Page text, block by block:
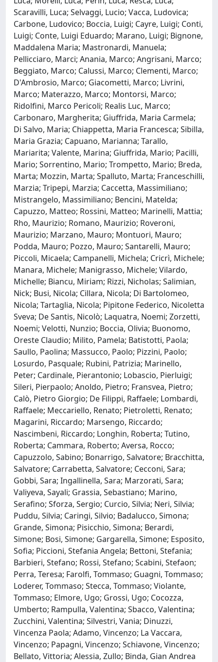
Scaravilli, Luca; Selvaggi, Lucio; Vacca, Ludovica;
Carbone, Ludovico; Boccia, Luigi; Cayre, Luigi; Conti,
Luigi; Conte, Luigi Eduardo; Marano, Luigi; Bignone,
Maddalena Maria; Mastronardi, Manuela;
Pellicciaro, Marci; Anania, Marco; Angrisani, Marco;
Beggiato, Marco; Calussi, Marco; Clementi, Marco;
D'Ambrosio, Marco; Giacometti, Marco; Livrini,
Marco; Materazzo, Marco; Montorsi, Marco;
Ridolfini, Marco Pericoli; Realis Luc, Marco;
Carbonaro, Margherita; Giuffrida, Maria Carmela;
Di Salvo, Maria; Chiappetta, Maria Francesca; Sibilla,
Maria Grazia; Capuano, Marianna; Tarallo,
Mariarita; Valente, Marina; Giuffrida, Mario; Pacilli,
Mario; Sorrentino, Mario; Trompetto, Mario; Breda,
Marta; Mozzin, Marta; Spalluto, Marta; Franceschilli,
Marzia; Tripepi, Marzia; Caccetta, Massimiliano;
Mistrangelo, Massimiliano; Bencini, Matelda;
Capuzzo, Matteo; Rossini, Matteo; Marinelli, Mattia;
Rho, Maurizio; Romano, Maurizio; Roveroni,
Maurizio; Marzano, Mauro; Montuori, Mauro;
Podda, Mauro; Pozzo, Mauro; Santarelli, Mauro;
Piccoli, Micaela; Campanelli, Michela; Cricrì, Michele;
Manara, Michele; Manigrasso, Michele; Vilardo,
Michelle; Biancu, Miriam; Rizzi, Nicholas; Salimian,
Nick; Busi, Nicola; Cillara, Nicola; Di Bartolomeo,
Nicola; Tartaglia, Nicola; Pipitone Federico, Nicoletta
Sveva; De Santis, Nicolò; Laquatra, Noemi; Zorzetti,
Noemi; Velotti, Nunzio; Boccia, Olivia; Buonomo,
Oreste Claudio; Milito, Pamela; Batistotti, Paola;
Saullo, Paolina; Massucco, Paolo; Pizzini, Paolo;
Losurdo, Pasquale; Rubini, Patrizia; Marinello,
Peter; Cardinale, Pierantonio; Lobascio, Pierluigi;
Sileri, Pierpaolo; Anoldo, Pietro; Fransvea, Pietro;
Calò, Pietro Giorgio; De Filippi, Raffaele; Lombardi,
Raffaele; Meccariello, Renato; Pietroletti, Renato;
Magarini, Riccardo; Marsengo, Riccardo;
Nascimbeni, Riccardo; Longhin, Roberta; Tutino,
Roberta; Cammara, Roberto; Aversa, Rocco;
Capuzzolo, Sabino; Bonarrigo, Salvatore; Bracchitta,
Salvatore; Carrabetta, Salvatore; Cecconi, Sara;
Gobbi, Sara; Ingallinella, Sara; Marzorati, Sara;
Valiyeva, Sayali; Grassia, Sebastiano; Marino,
Serafino; Sforza, Sergio; Curcio, Silvia; Neri, Silvia;
Puddu, Silvia; Caringi, Silvio; Badalucco, Simona;
Grande, Simona; Pisicchio, Simona; Berardi,
Simone; Bosi, Simone; Gargarella, Simone; Esposito,
Sofia; Piccioni, Stefania Angela; Bettoni, Stefania;
Barbieri, Stefano; Rossi, Stefano; Scabini, Stefaon;
Perra, Teresa; Farolfi, Tommaso; Guagni, Tommaso;
Loderer, Tommaso; Stecca, Tommaso; Violante,
Tommaso; Elmore, Ugo; Grossi, Ugo; Cocozza,
Umberto; Rampulla, Valentina; Sbacco, Valentina;
Zucchini, Valentina; Silvestri, Vania; Dinuzzi,
Vincenza Paola; Adamo, Vincenzo; La Vaccara,
Vincenzo; Papagni, Vincenzo; Schiavone, Vincenzo;
Bellato, Vittoria; Alessia, Zullo; Binda, Gian Andrea